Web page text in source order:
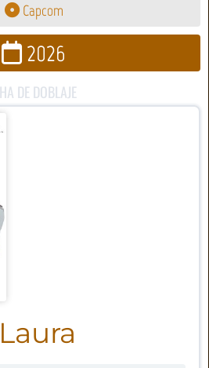
Capcom
2026
DE DOBLAJE
Laura